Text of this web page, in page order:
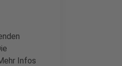
Infos